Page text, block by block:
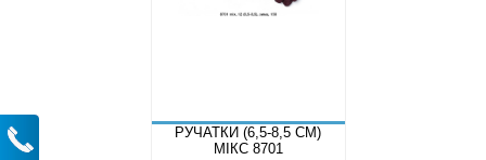
РУЧАТКИ (6,5-8,5 СМ)
МІКС 8701